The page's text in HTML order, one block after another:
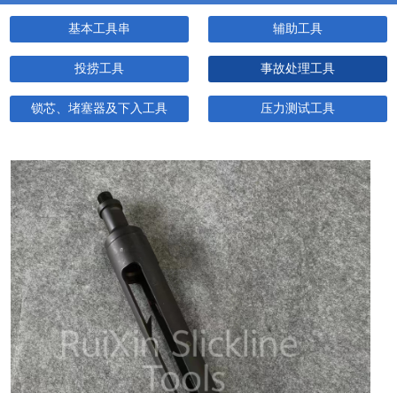
基本工具串 辅助工具
投捞工具 事故处理工具
锁芯、堵塞器及下入工具 压力测试工具